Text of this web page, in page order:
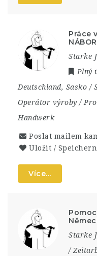
Práce
Starke
Plný
Deutschland, Sasko /
Operátor výroby /
Handwerk
Poslat mailem
Uložit / Speichern
Více...
Starke
/